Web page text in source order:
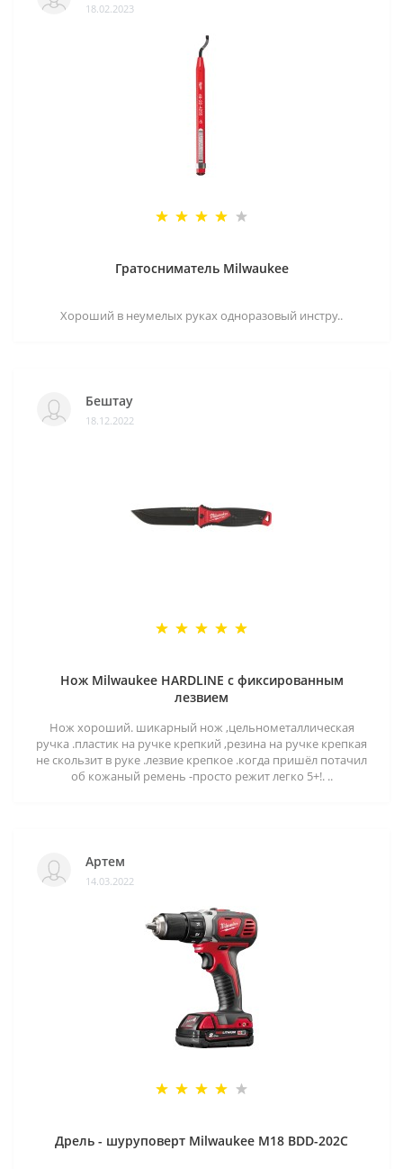
18.02.2023
Гратосниматель Milwaukee
Хороший в неумелых руках одноразовый инстру..
Бештау
18.12.2022
Нож Milwaukee HARDLINE с фиксированным
лезвием
Нож хороший. шикарный нож ,цельнометаллическая
ручка .пластик на ручке крепкий ,резина на ручке крепкая
не скользит в руке .лезвие крепкое .когда пришёл потачил
об кожаный ремень -просто режит легко 5+!. ..
Артем
14.03.2022
Дрель - шуруповерт Milwaukee M18 BDD-202C